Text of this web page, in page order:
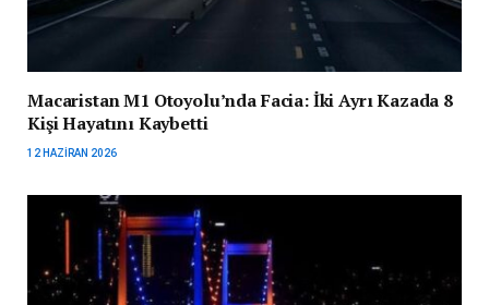
Macaristan M1 Otoyolu’nda Facia: İki Ayrı Kazada 8
Kişi Hayatını Kaybetti
12 HAZIRAN 2026